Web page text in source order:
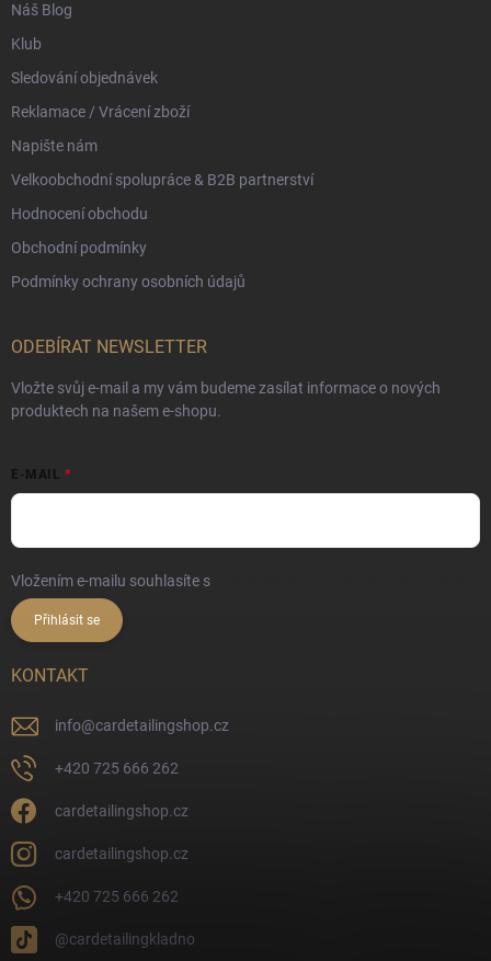
Náš Blog
Klub
Sledování objednávek
Reklamace / Vrácení zboží
Napište nám
Velkoobchodní spolupráce & B2B partnerství
Hodnocení obchodu
Obchodní podmínky
Podmínky ochrany osobních údajů
ODEBÍRAT NEWSLETTER
Vložte svůj e-mail a my vám budeme zasílat informace o nových
produktech na našem e-shopu.
E-MAIL
Vložením e-mailu souhlasíte s
Přihlásit se
KONTAKT
info@cardetailingshop.cz
+420 725 666 262
cardetailingshop.cz
cardetailingshop.cz
+420 725 666 262
@cardetailingkladno